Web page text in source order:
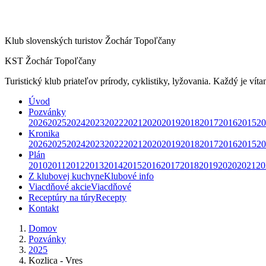
Klub slovenských turistov Žochár Topoľčany
KST Žochár Topoľčany
Turistický klub priateľov prírody, cyklistiky, lyžovania. Každý je
Úvod
Pozvánky
202620252024202320222021 202020192018201720162015
Kronika
202620252024202320222021 202020192018201720162015
Plán
20102011 2012201320142015201620172018201920202021
Z klubovej kuchyneKlubové info
Viacdňové akcieViacdňové
Receptúry na túryRecepty
Kontakt
Domov
Pozvánky
2025
Kozlica - Vres